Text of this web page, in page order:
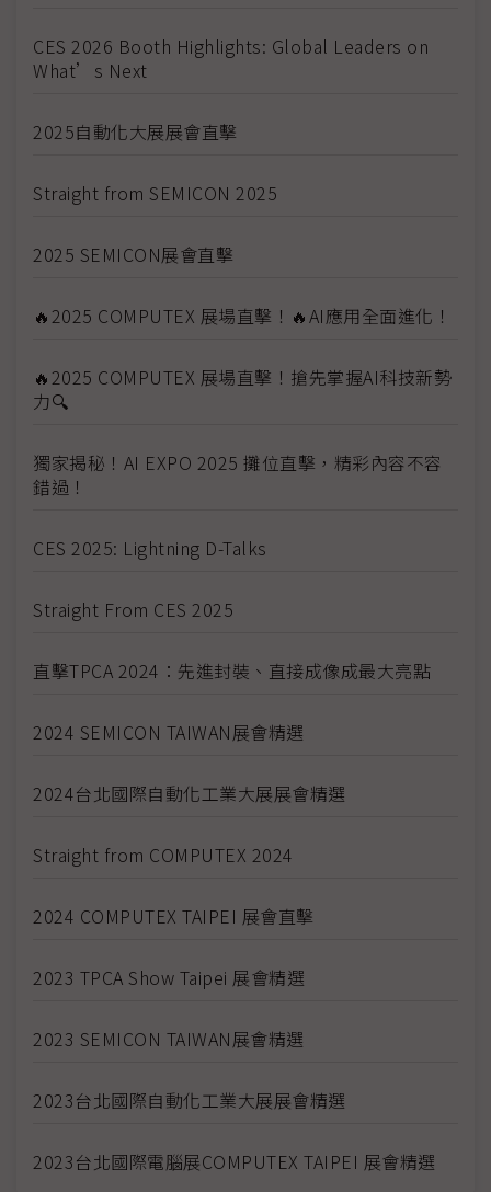
CES 2026 Booth Highlights: Global Leaders on
What’s Next
2025自動化大展展會直擊
Straight from SEMICON 2025
2025 SEMICON展會直擊
🔥2025 COMPUTEX 展場直擊！🔥AI應用全面進化！
🔥2025 COMPUTEX 展場直擊！搶先掌握AI科技新勢
力🔍
獨家揭秘！AI EXPO 2025 攤位直擊，精彩內容不容
錯過！
CES 2025: Lightning D-Talks
Straight From CES 2025
直擊TPCA 2024：先進封裝、直接成像成最大亮點
2024 SEMICON TAIWAN展會精選
2024台北國際自動化工業大展展會精選
Straight from COMPUTEX 2024
2024 COMPUTEX TAIPEI 展會直擊
2023 TPCA Show Taipei 展會精選
2023 SEMICON TAIWAN展會精選
2023台北國際自動化工業大展展會精選
2023台北國際電腦展COMPUTEX TAIPEI 展會精選